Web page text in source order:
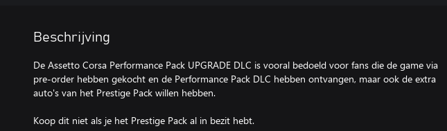
Beschrijving
De Assetto Corsa Performance Pack UPGRADE DLC is vooral bedoeld voor fans die de game via
pre-order hebben gekocht en de Performance Pack DLC hebben ontvangen, maar ook de extra
auto's van het Prestige Pack willen hebben.
Koop dit niet als je het Prestige Pack al in bezit hebt.